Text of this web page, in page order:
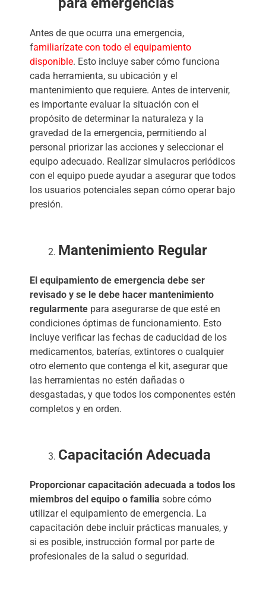
Antes de que ocurra una emergencia,
familiarízate con todo el equipamiento
disponible. Esto incluye saber cómo funciona
cada herramienta, su ubicación y el
mantenimiento que requiere. Antes de intervenir,
es importante evaluar la situación con el
propósito de determinar la naturaleza y la
gravedad de la emergencia, permitiendo al
personal priorizar las acciones y seleccionar el
equipo adecuado. Realizar simulacros periódicos
con el equipo puede ayudar a asegurar que todos
los usuarios potenciales sepan cómo operar bajo
presión.
Mantenimiento Regular
El equipamiento de emergencia debe ser
revisado y se le debe hacer mantenimiento
regularmente para asegurarse de que esté en
condiciones óptimas de funcionamiento. Esto
incluye verificar las fechas de caducidad de los
medicamentos, baterías, extintores o cualquier
otro elemento que contenga el kit, asegurar que
las herramientas no estén dañadas o
desgastadas, y que todos los componentes estén
completos y en orden.
Capacitación Adecuada
Proporcionar capacitación adecuada a todos los
miembros del equipo o familia sobre cómo
utilizar el equipamiento de emergencia. La
capacitación debe incluir prácticas manuales, y
si es posible, instrucción formal por parte de
profesionales de la salud o seguridad.